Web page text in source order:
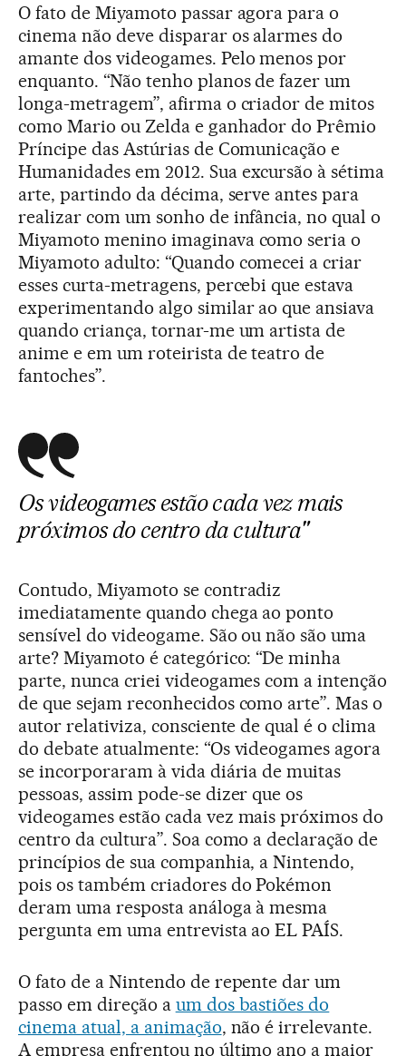
O fato de Miyamoto passar agora para o
cinema não deve disparar os alarmes do
amante dos videogames. Pelo menos por
enquanto. “Não tenho planos de fazer um
longa-metragem”, afirma o criador de mitos
como Mario ou Zelda e ganhador do Prêmio
Príncipe das Astúrias de Comunicação e
Humanidades em 2012. Sua excursão à sétima
arte, partindo da décima, serve antes para
realizar com um sonho de infância, no qual o
Miyamoto menino imaginava como seria o
Miyamoto adulto: “Quando comecei a criar
esses curta-metragens, percebi que estava
experimentando algo similar ao que ansiava
quando criança, tornar-me um artista de
anime e em um roteirista de teatro de
fantoches”.
Os videogames estão cada vez mais
próximos do centro da cultura"
Contudo, Miyamoto se contradiz
imediatamente quando chega ao ponto
sensível do videogame. São ou não são uma
arte? Miyamoto é categórico: “De minha
parte, nunca criei videogames com a intenção
de que sejam reconhecidos como arte”. Mas o
autor relativiza, consciente de qual é o clima
do debate atualmente: “Os videogames agora
se incorporaram à vida diária de muitas
pessoas, assim pode-se dizer que os
videogames estão cada vez mais próximos do
centro da cultura”. Soa como a declaração de
princípios de sua companhia, a Nintendo,
pois os também criadores do Pokémon
deram uma resposta análoga à mesma
pergunta em uma entrevista ao EL PAÍS.
O fato de a Nintendo de repente dar um
passo em direção a um dos bastiões do
cinema atual, a animação, não é irrelevante.
A empresa enfrentou no último ano a maior